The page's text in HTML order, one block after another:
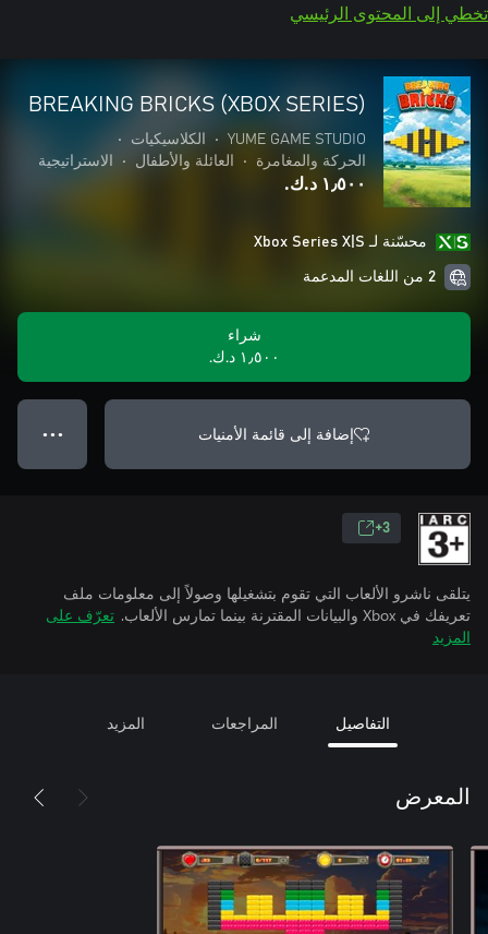
تخطي إلى المحتوى الرئيسي
BREAKING BRICKS (XBOX SERIES)
YUME GAME STUDIO
• الكلاسيكيات
•
الحركة والمغامرة
• العائلة والأطفال • الاستراتيجية
١٫٥٠٠ د.ك.‏
محسّنة لـ Xbox Series X|S
2 من اللغات المدعمة
شراء
١٫٥٠٠ د.ك.‏
إضافة إلى قائمة الأمنيات ● ● ●
3+
يتلقى ناشرو الألعاب التي تقوم بتشغيلها وصولاً إلى معلومات ملف
تعريفك في Xbox والبيانات المقترنة بينما تمارس الألعاب.
تعرّف على
المزيد
التفاصيل المراجعات المزيد
المعرض